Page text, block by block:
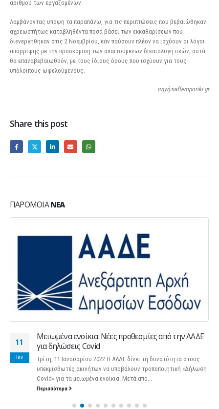
αριθμού των εργαζομένων.
Λαμβάνοντας υπόψη τα παραπάνω, για τις περιπτώσεις που βεβαιώθηκαν
αχρεωστήτως καταβληθέντα ποσά βάσει των εκκαθαρίσεων που
διενεργήθηκαν στις 2 Νοεμβρίου, εάν παύσουν πλέον να ισχύουν οι λόγοι
απόρριψης με την προσκόμιση των απαιτούμενων δικαιολογητικών, αυτά
θα επαναβεβαιωθούν, με τους ίδιους όρους που ισχύουν για τους
υπόλοιπους ωφελούμενους.
πηγή:naftemporiki.gr
Share this post
ΠΑΡΌΜΟΙΑΝΈΑ
11
Ιαν
Μειωμένα ενοίκια: Νέες προθεσμίες από την ΑΑΔΕ
για δηλώσεις Covid
Τρίτη, 11 Ιανουαρίου 2022 Η ΑΑΔΕ δίνει τη δυνατότητα στους
υπεκμισθωτές ακινήτων να υποβάλουν τροποποιητική «Δήλωση
Covid» για τα μειωμένα ενοίκια. Μετά από...
Περισσότερα